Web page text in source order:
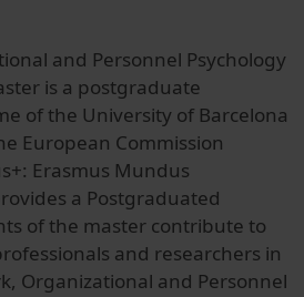
and Personnel Psychology
is a postgraduate
of the University of Barcelona
European Commission
Erasmus Mundus
a Postgraduated
of the master contribute to
and researchers in
Organizational and Personnel